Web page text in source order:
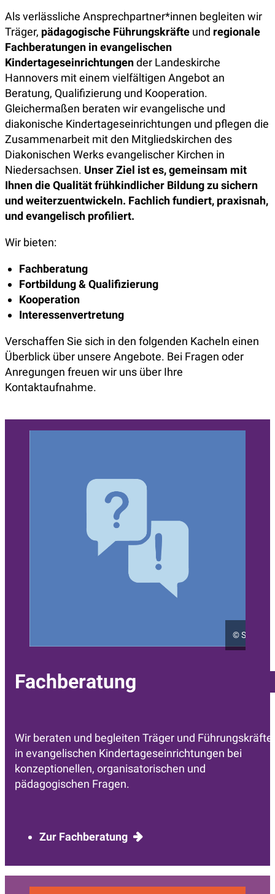
Als verlässliche Ansprechpartner*innen begleiten wir
Träger, pädagogische Führungskräfte und regionale
Fachberatungen in evangelischen
Kindertageseinrichtungender Landeskirche
Hannovers mit einem vielfältigen Angebot an
Beratung, Qualifizierung und Kooperation.
Gleichermaßen beraten wirevangelische und
diakonische Kindertageseinrichtungen und pflegen die
Zusammenarbeit mit den Mitgliedskirchen des
Diakonischen Werks evangelischer Kirchen in
Niedersachsen. Unser Ziel ist es, gemeinsam mit
Ihnen die Qualität frühkindlicher Bildung zu sichern
und weiterzuentwickeln. Fachlich fundiert, praxisnah,
und evangelisch profiliert.
Wir bieten:
Fachberatung
Fortbildung & Qualifizierung
Kooperation
Interessenvertretung
Verschaffen Sie sich in den folgenden Kacheln einen
Überblick über unsere Angebote. Bei Fragen oder
Anregungen freuen wir uns über Ihre
Kontaktaufnahme.
©Sarah
Fachberatung
Wir beraten und begleiten Träger und Führungskräfte
in evangelischen Kindertageseinrichtungen bei
konzeptionellen, organisatorischen und
pädagogischen Fragen.
Zur Fachberatung